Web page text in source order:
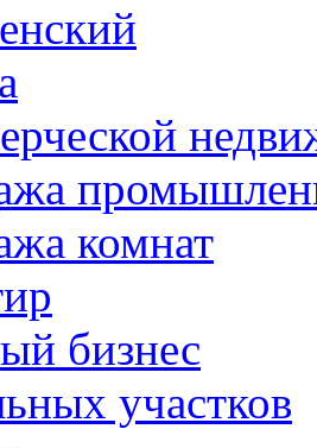
комнат
бизнес
участков